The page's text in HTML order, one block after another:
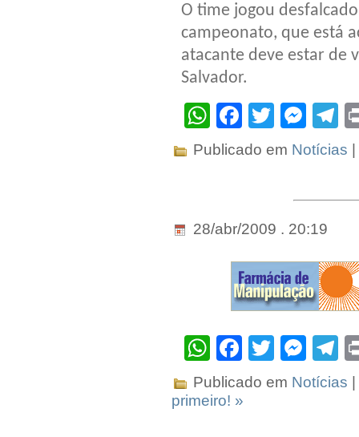
O time jogou
campeonato, que está
atacante deve estar de
Salvador.
WhatsApp
Facebook
Twitter
Publicado em Notícias
28/abr/2009 . 20:19
WhatsApp
Facebook
Twitter
Publicado em Notícias
primeiro! »